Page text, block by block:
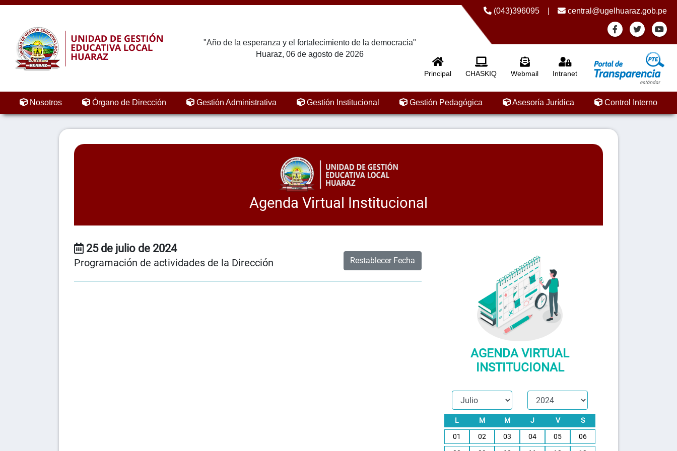
"Año de la esperanza y el fortalecimiento de la democracia"
Huaraz, 06 de agosto de 2026
(043)396095 central@ugelhuaraz.gob.pe
Principal CHASKIQ Webmail Intranet
Nosotros Órgano de Dirección Gestión Administrativa Gestión Institucional Gestión Pedagógica Asesoría Jurídica Control Interno
Agenda Virtual Institucional
25 de julio de 2024
Programación de actividades de la Dirección Restablecer Fecha
AGENDA VIRTUAL
INSTITUCIONAL
L M M J V
S
01
02 03 04 05
06